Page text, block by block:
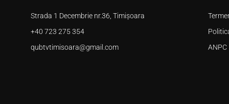
Strada 1 Decembrie nr.36, Timișoara
+40 723 275 354
qubtvtimisoara@gmail.com
ANPC